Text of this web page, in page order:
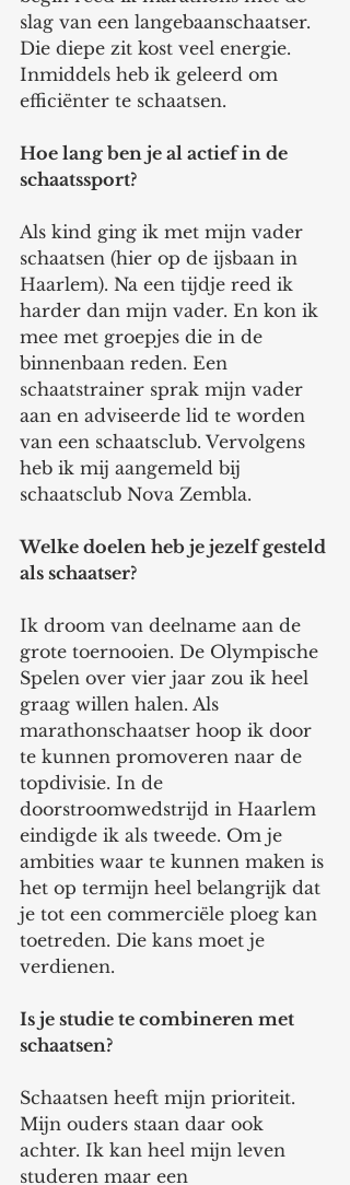
slag van een langebaanschaatser.
Die diepe zit kost veel energie.
Inmiddels heb ik geleerd om
efficiënter te schaatsen.
Hoe lang ben je al actief in de
schaatssport?
Als kind ging ik met mijn vader
schaatsen (hier op de ijsbaan in
Haarlem). Na een tijdje reed ik
harder dan mijn vader. En kon ik
mee met groepjes die in de
binnenbaan reden. Een
schaatstrainer sprak mijn vader
aan en adviseerde lid te worden
van een schaatsclub. Vervolgens
heb ik mij aangemeld bij
schaatsclub Nova Zembla.
Welke doelen heb je jezelf gesteld
als schaatser?
Ik droom van deelname aan de
grote toernooien. De Olympische
Spelen over vier jaar zou ik heel
graag willen halen. Als
marathonschaatser hoop ik door
te kunnen promoveren naar de
topdivisie. In de
doorstroomwedstrijd in Haarlem
eindigde ik als tweede. Om je
ambities waar te kunnen maken is
het op termijn heel belangrijk dat
je tot een commerciële ploeg kan
toetreden. Die kans moet je
verdienen.
Is je studie te combineren met
schaatsen?
Schaatsen heeft mijn prioriteit.
Mijn ouders staan daar ook
achter. Ik kan heel mijn leven
studeren maar een